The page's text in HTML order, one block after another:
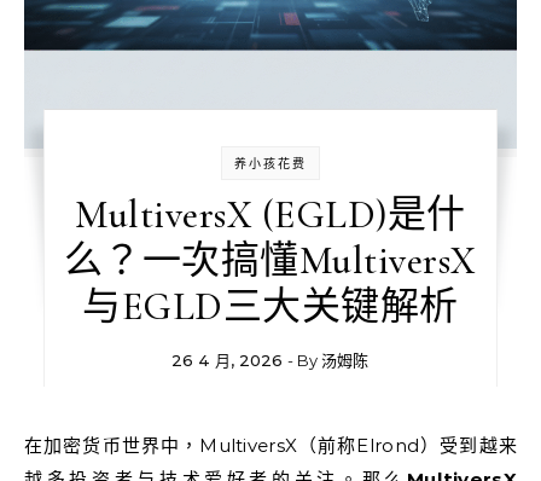
养小孩花费
MultiversX (EGLD)是什
么？一次搞懂MultiversX
与EGLD三大关键解析
26 4 月, 2026 - By汤姆陈
在加密货币世界中，MultiversX（前称Elrond）受到越来